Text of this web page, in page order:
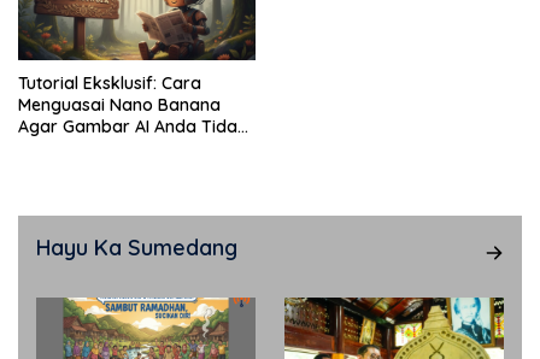
Tutorial Eksklusif: Cara
Menguasai Nano Banana
Agar Gambar AI Anda Tidak
Hayu Ka Sumedang